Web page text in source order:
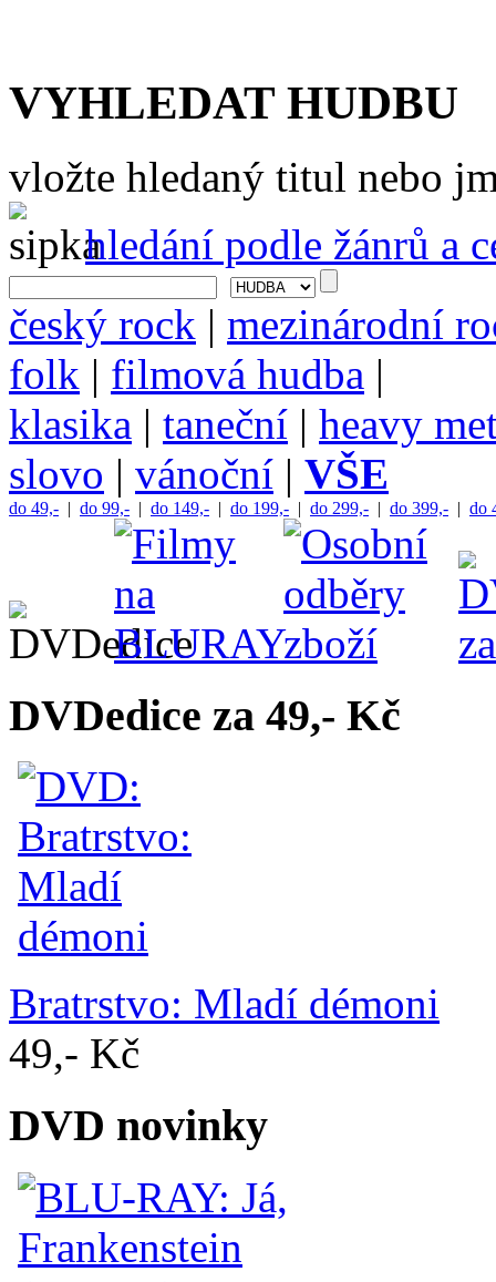
VYHLEDAT HUDBU
vložte hledaný titul nebo
hledání podle žánrů a
český rock | mezinárodní
folk | filmová hudba |
klasika | taneční | heavy
slovo | vánoční | VŠE
do 49,- | do 99,- | do 149,- | do 199,- | do 299,- | do 399,- | do
DVDedice za 49,- Kč
Bratrstvo: Mladí démoni
49,- Kč
DVD novinky